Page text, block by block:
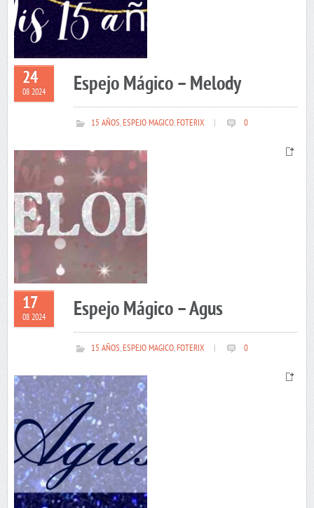
24
08 2024 Espejo Mágico – Melody
15 AÑOS,ESPEJO MAGICO,FOTERIX 0
17
08 2024 Espejo Mágico – Agus
15 AÑOS,ESPEJO MAGICO,FOTERIX 0